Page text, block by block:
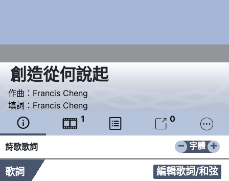
創造從何說起
作曲： Francis Cheng
填詞： Francis Cheng
  1   0 
詩歌歌詞 − +
字體
歌詞 編輯歌詞/和弦